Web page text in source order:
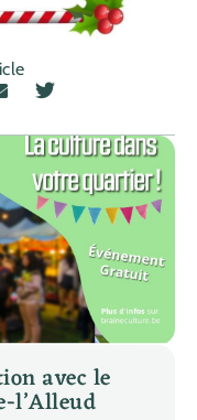
avec le
l’Alleud